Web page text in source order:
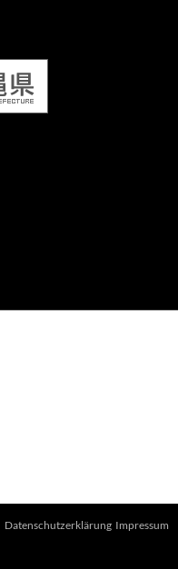
Datenschutzerklärung Impressum